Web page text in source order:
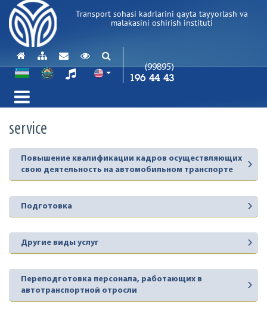
Transport sohasi kadrlarini qayta tayyorlash va
malakasini oshirish instituti
(99895)
196 44 43
service
Повышение квалификации кадров осуществляющих
свою деятельность на автомобильном транспорте
Подготовка
Другие виды услуг
Переподготовка персонала, работающих в
автотранспортной отросли